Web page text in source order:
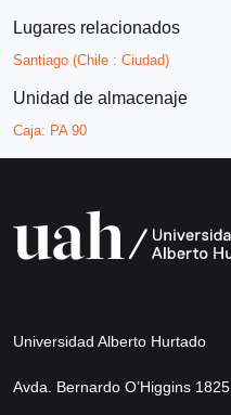
Lugares relacionados
Santiago (Chile : Ciudad)
Unidad de almacenaje
Caja: PA 90
Universidad Alberto Hurtado
Avda. Bernardo O’Higgins 1825